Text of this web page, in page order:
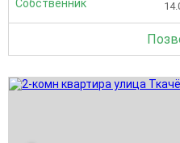
Собственник